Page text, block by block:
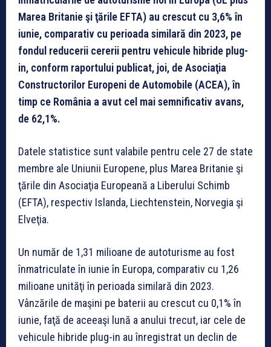
Marea Britanie şi ţările EFTA) au crescut cu 3,6% în
iunie, comparativ cu perioada similară din 2023, pe
fondul reducerii cererii pentru vehicule hibride plug-
in, conform raportului publicat, joi, de Asociaţia
Constructorilor Europeni de Automobile (ACEA), în
timp ce România a avut cel mai semnificativ avans,
de 62,1%.
Datele statistice sunt valabile pentru cele 27 de state
membre ale Uniunii Europene, plus Marea Britanie şi
ţările din Asociaţia Europeană a Liberului Schimb
(EFTA), respectiv Islanda, Liechtenstein, Norvegia şi
Elveţia.
Un număr de 1,31 milioane de autoturisme au fost
înmatriculate în iunie în Europa, comparativ cu 1,26
milioane unităţi în perioada similară din 2023.
Vânzările de maşini pe baterii au crescut cu 0,1% în
iunie, faţă de aceeaşi lună a anului trecut, iar cele de
vehicule hibride plug-in au înregistrat un declin de